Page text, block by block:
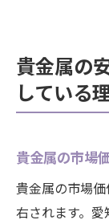
貴金属の
している
貴金属の市場
貴金属の市場
右されます。